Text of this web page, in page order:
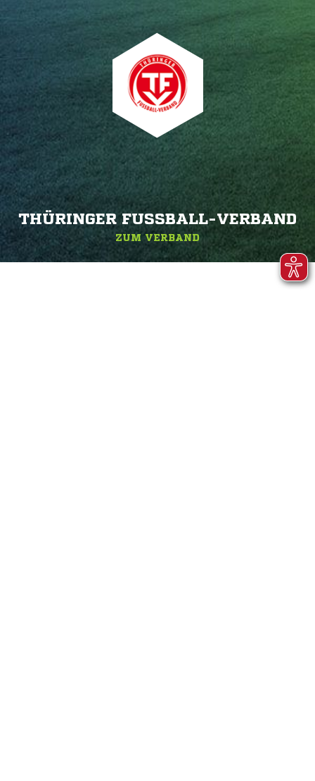
THÜRINGER FUSSBALL-VERBAND
ZUM VERBAND